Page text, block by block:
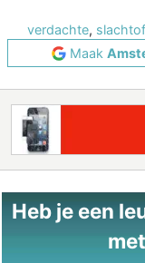
verdachte,
Maak
Heb je een